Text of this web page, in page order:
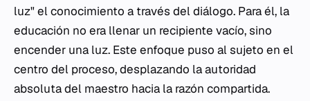
luz" el conocimiento a través del diálogo. Para él, la
educación no era llenar un recipiente vacío, sino
encender una luz. Este enfoque puso al sujeto en el
centro del proceso, desplazando la autoridad
absoluta del maestro hacia la razón compartida.